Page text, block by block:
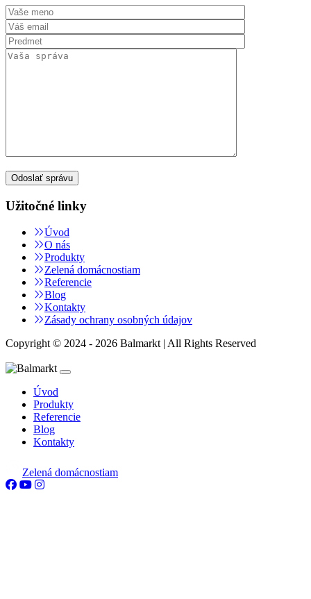
Užitočné linky
Úvod
O nás
Produkty
Zelená domácnostiam
Referencie
Blog
Kontakty
Zásady ochrany osobných údajov
Copyright © 2024 - 2026 Balmarkt | All Rights Reserved
Úvod
Produkty
Referencie
Blog
Kontakty
Zelená domácnostiam